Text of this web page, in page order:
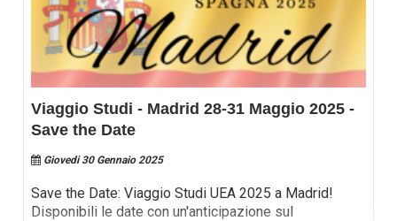
Viaggio Studi - Madrid 28-31 Maggio 2025 -
Save the Date
Giovedi 30 Gennaio 2025
Save the Date: Viaggio Studi UEA 2025 a Madrid!
Disponibili le date con un'anticipazione sul